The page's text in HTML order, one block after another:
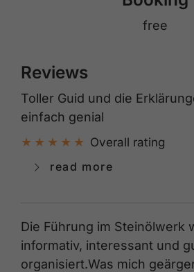
free
Reviews
Toller Guid und die
einfach genial
Overall rating
read more
Die Führung im Steinölwerk
informativ, interessant und
organisiert.Was mich